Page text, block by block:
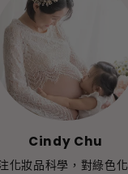
Cindy Chu
化妝品科學，對綠色